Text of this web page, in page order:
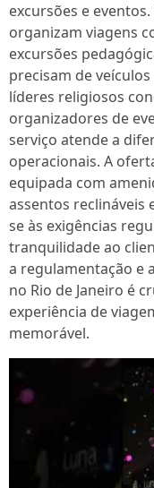
excursões e
organizam viagens
excursões
precisam de
líderes religiosos
organizadores de
serviço atende a
operacionais. A
equipada com
assentos reclináveis
se às exigências
tranquilidade ao
a regulamentação e
no Rio de Janeiro é
experiência de
memorável.